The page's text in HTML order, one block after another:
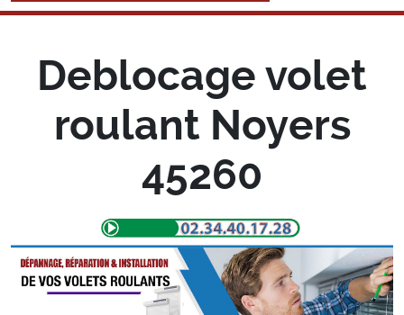
Deblocage volet
roulant Noyers
45260